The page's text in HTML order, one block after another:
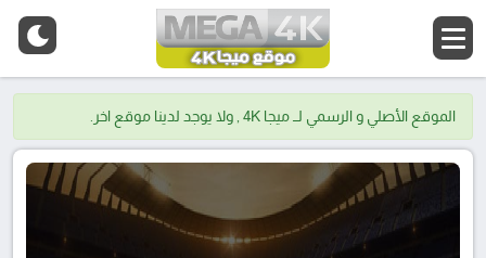
الموقع الأصلي و الرسمي لــ ميجا 4K , ولا يوجد لدينا موقع اخر.